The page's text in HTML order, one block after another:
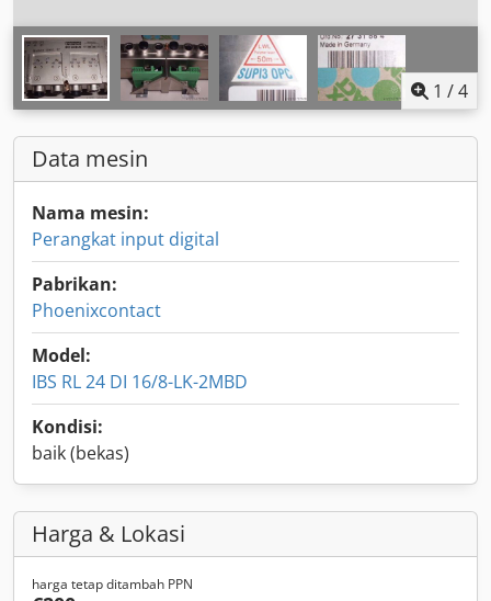
1 /4
Data mesin
Nama mesin:
Perangkat input digital
Pabrikan:
Phoenixcontact
Model:
IBS RL 24 DI 16/8-LK-2MBD
Kondisi:
baik (bekas)
Harga & Lokasi
harga tetap ditambah PPN